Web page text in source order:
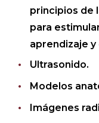
principios de
para
aprendizaje
Ultrasonido.
Modelos
Imágenes